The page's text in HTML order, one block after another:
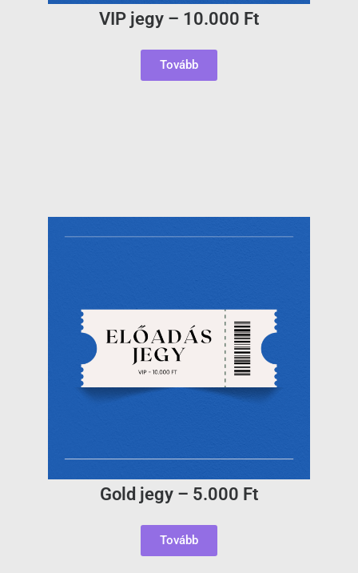
VIP jegy – 10.000 Ft
Tovább
Gold jegy – 5.000 Ft
Tovább